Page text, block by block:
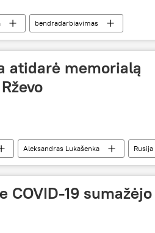
bendradarbiavimas
atidarė memorialą
Aleksandras Lukašenka
Rusija
COVID-19 sumažėjo